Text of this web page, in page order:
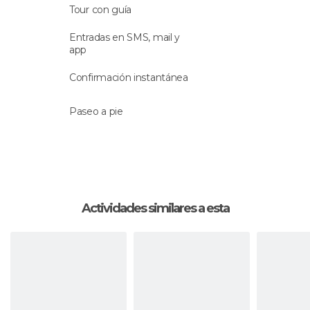
Tour con guía
Entradas en SMS, mail y
app
Confirmación instantánea
Paseo a pie
Actividades similares a esta